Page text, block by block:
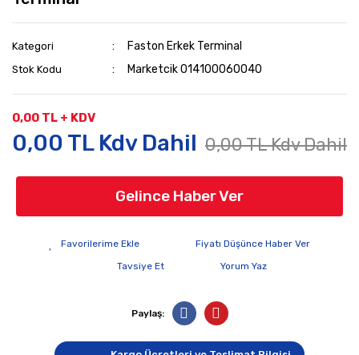
Kategori Faston Erkek Terminal
Stok Kodu Marketcik 014100060040
0,00 TL + KDV
0,00 TL Kdv Dahil 0,00 TL Kdv Dahil
Gelince Haber Ver
Fiyatı Düşünce Haber Ver
Tavsiye Et
Yorum Yaz
Paylaş: